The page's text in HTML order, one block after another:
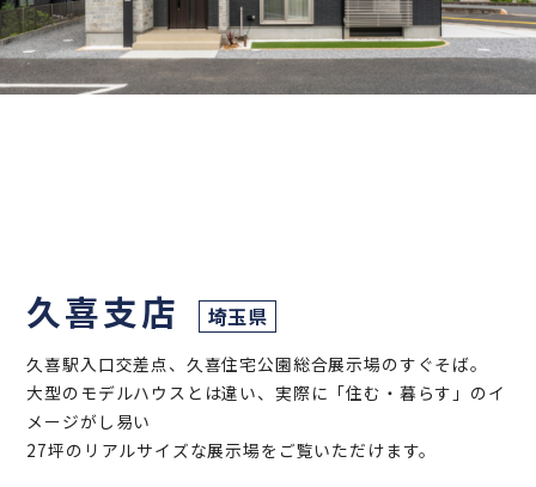
久喜支店 埼玉県
久喜駅入口交差点、久喜住宅公園総合展示場のすぐそば。
大型のモデルハウスとは違い、実際に「住む・暮らす」のイ
メージがし易い
27坪のリアルサイズな展示場をご覧いただけます。